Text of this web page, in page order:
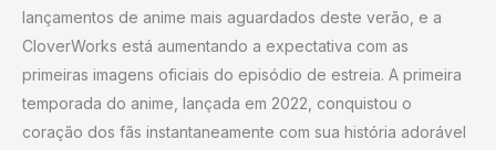
lançamentos de anime mais aguardados deste verão, e a
CloverWorks está aumentando a expectativa com as
primeiras imagens oficiais do episódio de estreia. A primeira
temporada do anime, lançada em 2022, conquistou o
coração dos fãs instantaneamente com sua história adorável
de
cosplay